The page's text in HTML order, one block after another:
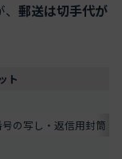
郵送は切手代が
ト
の写し・返信用封筒